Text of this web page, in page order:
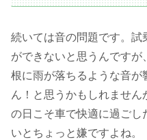
続いては音の問題です。
ができないと思うんです
根に雨が落ちるような音が
ん！と思うかもしれませ
の日こそ車で快適に過ご
いとちょっと嫌ですよね。